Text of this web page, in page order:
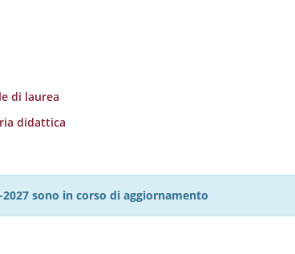
di laurea
didattica
sono in corso di aggiornamento